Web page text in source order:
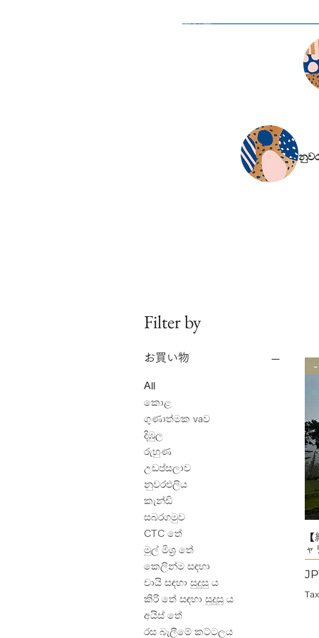
​පිරිසිදු රස
Filter by
お買い物
All
කොළ
ගුණාත්මක vaව
දිඹුල
රුහුණ
උඩප්සලාව
නුවරඑලිය
කැන්ඩි
සබරගමුව
CTC තේ
මුල් මිශ්‍ර තේ
කෙලින්ම සඳහා
චායි සඳහා සුදුසු ය
කිරි තේ සඳහා සුදුසු ය
අයිස් තේ
රස බැලීමේ කට්ටලය
ャ